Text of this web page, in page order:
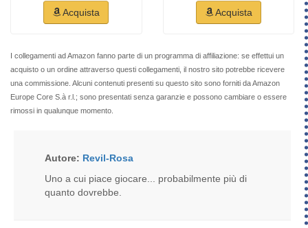
Acquista Acquista
I collegamenti ad Amazon fanno parte di un programma di affiliazione: se effettui un
acquisto o un ordine attraverso questi collegamenti, il nostro sito potrebbe ricevere
una commissione. Alcuni contenuti presenti su questo sito sono forniti da Amazon
Europe Core S.à r.l.; sono presentati senza garanzie e possono cambiare o essere
rimossi in qualunque momento.
Autore: Revil-Rosa
Uno a cui piace giocare... probabilmente più di
quanto dovrebbe.